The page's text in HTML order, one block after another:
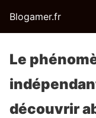
Blogamer.fr
Le
découvrir